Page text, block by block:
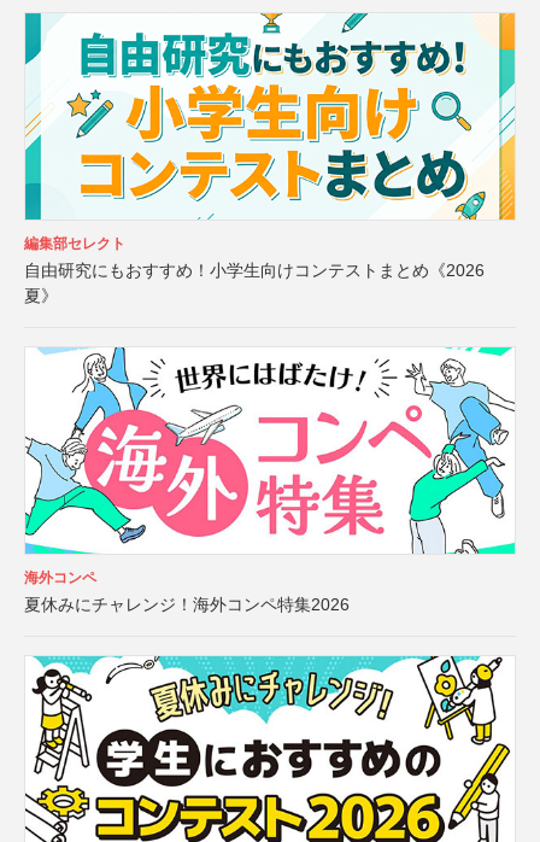
編集部セレクト
自由研究にもおすすめ！小学生向けコンテストまとめ《2026
夏》
海外コンペ
夏休みにチャレンジ！海外コンペ特集2026